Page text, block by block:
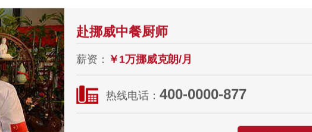
赴挪威中餐厨师
薪资： ￥1万挪威克朗/月
热线电话： 400-0000-877